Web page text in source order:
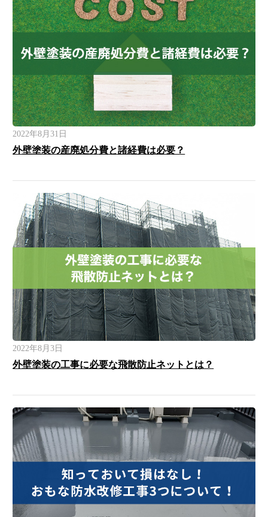
2022年8月31日
外壁塗装の産廃処分費と諸経費は必要？
2022年8月3日
外壁塗装の工事に必要な飛散防止ネットとは？